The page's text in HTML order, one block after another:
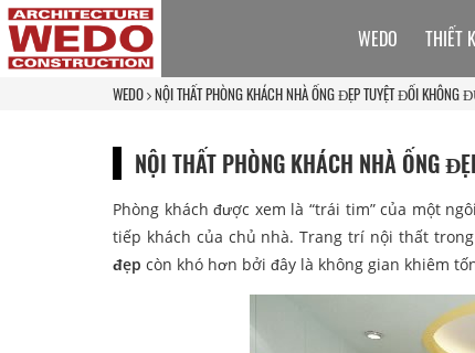
WEDO NỘI THẤT PHÒNG KHÁCH NHÀ ỐNG ĐẸP TUYỆT ĐỐI KHÔNG
NỘI THẤT PHÒNG KHÁCH NHÀ ỐNG
Phòng khách được xem là “trái tim” của một
tiếp khách của chủ nhà. Trang trí nội thất
đẹp còn khó hơn bởi đây là không gian khiêm
WEDO THIẾT